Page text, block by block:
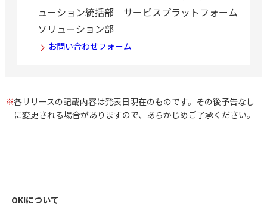
ューション統括部 サービスプラットフォーム
ソリューション部
お問い合わせフォーム
※各リリースの記載内容は発表日現在のものです。その後予告なし
に変更される場合がありますので、あらかじめご了承ください。
OKIについて